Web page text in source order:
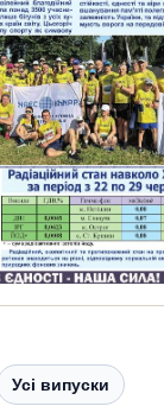
Усі випуски